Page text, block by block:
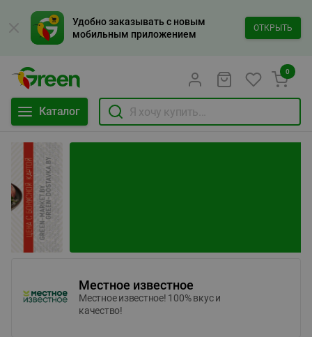
Удобно заказывать с новым
мобильным приложением
ОТКРЫТЬ
Каталог
0
Местное известное
Местное известное! 100% вкус и
качество!